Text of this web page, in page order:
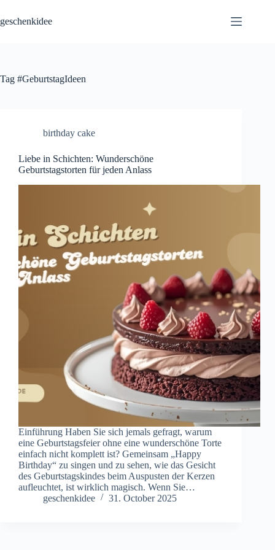
content
geschenkidee
Tag #GeburtstagIdeen
birthday cake
Liebe in Schichten: Wunderschöne
Geburtstagstorten für jeden Anlass
Einführung Haben Sie sich jemals gefragt, warum
eine Geburtstagsfeier ohne eine wunderschöne Torte
einfach nicht komplett ist? Gemeinsam „Happy
Birthday“ zu singen und zu sehen, wie das Gesicht
des Geburtstagskindes beim Auspusten der Kerzen
aufleuchtet, ist wirklich magisch. Wenn Sie…
geschenkidee
31. October 2025